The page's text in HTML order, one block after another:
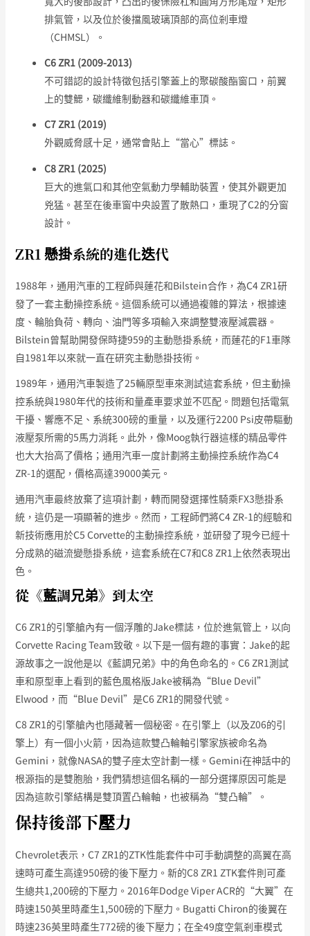
排氣管，以及位於後擋風玻璃頂部的高位剎車燈
（CHMSL）。
C6 ZR1 (2009-2013)
不可錯認的設計特徵包括引擎蓋上的聚碳酸酯窗口，前翼
上的雙鰓，碳纖維制動器和碳纖維車頂。
C7 ZR1 (2019)
外觀威脅感十足，通常會貼上“當心”標誌。
C8 ZR1 (2025)
巨大的進氣口和其他空氣動力學輔助裝置，使其外觀更加
兇猛。甚至在後車窗中央設置了散熱口，重現了C2的分窗
設計。
ZR1 懸掛系統的進化迭代
1988年，通用汽車的工程師與蓮花和Bilstein合作，為C4 ZR1研
發了一套主動操控系統。這個系統可以通過複雜的算法，根據速
度、輪胎負荷、轉向、油門等多項輸入來調整雙液壓減震器。
Bilstein曾幫助開發保時捷959的主動懸掛系統，而蓮花的F1車隊
自1981年以來就一直在研究主動懸掛技術。
1989年，通用汽車製造了25輛原型車來測試這套系統，但主動操
控系統與1980年代的技術和量產車要求並不匹配。問題包括電氣
干擾、響應不足、系統300磅的重量，以及運行2200 Psi皮帶驅動
液壓泵所需的5馬力消耗。此外，像Moog執行器這樣的精品零件
也大大抬高了價格；通用汽車一度計劃將主動操控系統作為C4
ZR-1的選配，價格高達39000美元。
通用汽車最終放棄了這項計劃，轉而開發選擇性騎乘FX3懸掛系
統，這仍是一項顯著的進步。然而，工程師們將C4 ZR-1的經驗和
新技術應用於C5 Corvette的主動操控系統，並研發了現今已經十
分成熟的磁流變懸掛系統，這套系統在C7和C8 ZR1上依然表現出
色。
從《藍調兄弟》到太空
C6 ZR1的引擎艙內有一個浮雕的Jake標誌，位於進氣管上，以向
Corvette Racing Team致敬。以下是一個有趣的事實：Jake的起
源故事之一說他是以《藍調兄弟》中的角色命名的。C6 ZR1測試
車和原型車上看到的藍色風格版Jake被稱為“Blue Devil”
Elwood，而“Blue Devil”是C6 ZR1的開發代號。
C8 ZR1的引擎艙內也隱藏著一個秘密。在引擎上（以及Z06的引
擎上）有一個小火箭，因為這款雙凸輪軸引擎家族被命名為
Gemini，就像NASA的雙子座太空計劃一樣。Gemini在神話中的
根源指的是雙胞胎，我們猜想這個名稱的一部分選擇原因可能是
因為這款引擎結構是雙頂置凸輪軸，也被稱為“雙凸輪”。
保持後部下壓力
Chevrolet表示，C7 ZR1的ZTK性能套件中可手動調整的高翼在高
速時可產生高達950磅的後下壓力。新的C8 ZR1 ZTK套件則可產
生總共1,200磅的下壓力。2016年Dodge Viper ACR的“大翼”在
時速150英里時產生1,500磅的下壓力。Bugatti Chiron的後翼在
時速236英里時產生772磅的後下壓力；在全49度空氣剎車模式